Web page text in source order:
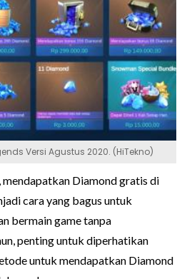
Versi Agustus 2020. (HiTekno)
mendapatkan Diamond gratis di
cara yang bagus untuk
bermain game tanpa
penting untuk diperhatikan
untuk mendapatkan Diamond